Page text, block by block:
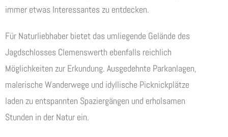
immer etwas Interessantes zu entdecken.
Für Naturliebhaber bietet das umliegende Gelände des
Jagdschlosses Clemenswerth ebenfalls reichlich
Möglichkeiten zur Erkundung. Ausgedehnte Parkanlagen,
malerische Wanderwege und idyllische Picknickplätze
laden zu entspannten Spaziergängen und erholsamen
Stunden in der Natur ein.